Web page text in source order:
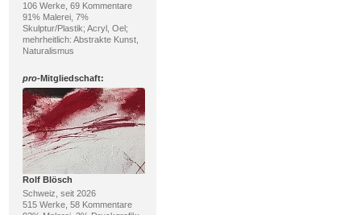
106 Werke, 69 Kommentare
91% Malerei, 7%
Skulptur/Plastik; Acryl, Oel;
mehrheitlich: Abstrakte Kunst,
Naturalismus
pro-Mitgliedschaft:
Rolf Blösch
Schweiz, seit 2026
515 Werke, 58 Kommentare